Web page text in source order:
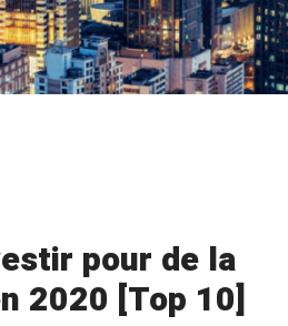
pour de la
2020 [Top 10]